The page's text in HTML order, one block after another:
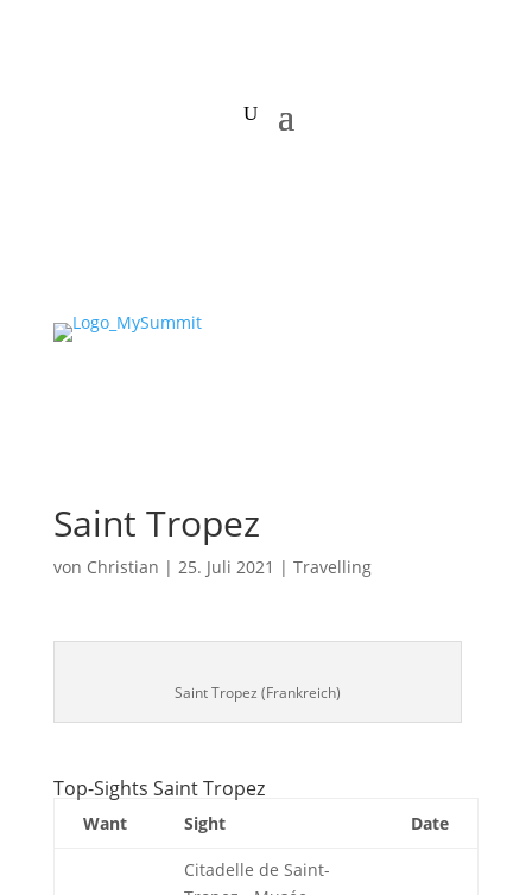
Saint Tropez
von Christian | 25. Juli 2021 | Travelling
Saint Tropez (Frankreich)
Top-Sights Saint Tropez
Want Sight Date
Citadelle de Saint-